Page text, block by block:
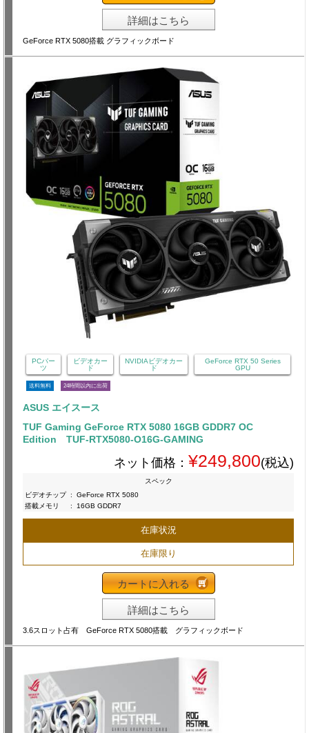
詳細はこちら
GeForce RTX 5080搭載 グラフィックボード
PCパー
ツ
ビデオカー
ド
NVIDIAビデオカー
ド
GeForce RTX 50 Series
GPU
送料無料 24時間以内に出荷
ASUS エイスース
TUF Gaming GeForce RTX 5080 16GB GDDR7 OC
Edition TUF-RTX5080-O16G-GAMING
ネット価格： ¥249,800(税込)
スペック
ビデオチップ :
GeForce RTX 5080
搭載メモリ
: 16GB GDDR7
在庫状況
在庫限り
カートに入れる
詳細はこちら
3.6スロット占有 GeForce RTX 5080搭載 グラフィックボード